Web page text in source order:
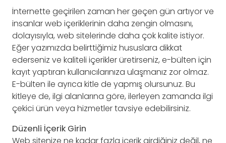
İnternette geçirilen zaman her geçen gün artıyor ve
insanlar web içeriklerinin daha zengin olmasını,
dolayısıyla, web sitelerinde daha çok kalite istiyor.
Eğer yazımızda belirttiğimiz hususlara dikkat
ederseniz ve kaliteli içerikler üretirseniz, e-bülten için
kayıt yaptıran kullanıcılarınıza ulaşmanız zor olmaz.
E-bülten ile ayrıca kitle de yapmış olursunuz. Bu
kitleye de, ilgi alanlarına göre, ilerleyen zamanda ilgi
çekici ürün veya hizmetler tavsiye edebilirsiniz.
Düzenli İçerik Girin
Web sitenize ne kadar fazla içerik girdiğiniz değil, ne